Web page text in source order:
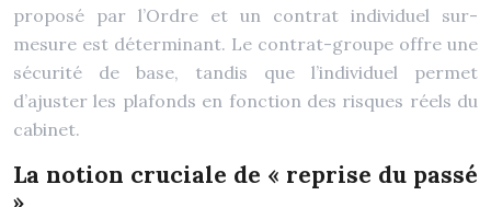
proposé par l’Ordre et un contrat individuel sur-
mesure est déterminant. Le contrat-groupe offre une
sécurité de base, tandis que l’individuel permet
d’ajuster les plafonds en fonction des risques réels du
cabinet.
La notion cruciale de « reprise du passé